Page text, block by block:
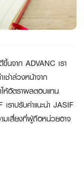
นจาก ADVANC เรา
ช่าล่วงหน้าจาก
ให้อัตราผลตอบแทน
าปรับคำแนะนำ JASIF
มเสี่ยงที่ผู้ถือหน่วยอาจ